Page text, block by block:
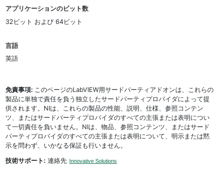
アプリケーションのビット数
32ビット および 64ビット
言語
英語
免責事項: このページのLabVIEW用サードパーティアドオンは、これらの
製品に単独で責任を負う独立したサードパーティプロバイダによって提
供されます。NIは、これらの製品の性能、説明、仕様、参照コンテン
ツ、またはサードパーティプロバイダのすべての主張または表明につい
て一切責任を負いません。NIは、物品、参照コンテンツ、またはサード
パーティプロバイダのすべての主張または表明について、明示または黙
示を問わず、いかなる保証も行いません。
技術サポート: 連絡先 Innovative Solutions